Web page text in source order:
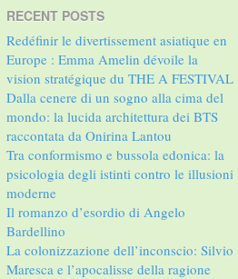
RECENT POSTS
Redéfinir le divertissement asiatique en
Europe : Emma Amelin dévoile la
vision stratégique du THE A FESTIVAL
Dalla cenere di un sogno alla cima del
mondo: la lucida architettura dei BTS
raccontata da Onirina Lantou
Tra conformismo e bussola edonica: la
psicologia degli istinti contro le illusioni
moderne
Il romanzo d’esordio di Angelo
Bardellino
La colonizzazione dell’inconscio: Silvio
Maresca e l’apocalisse della ragione